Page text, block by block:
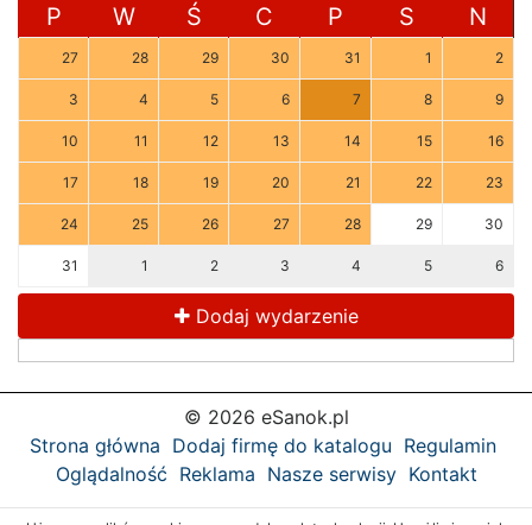
P W Ś C P S N
27 28 29 30 31 1 2
3 4 5 6 7 8 9
10 11 12 13 14 15 16
17 18 19 20 21 22 23
24 25 26 27 28 29 30
31 1 2 3 4 5 6
Dodaj wydarzenie
© 2026 eSanok.pl
Strona główna Dodaj firmę do katalogu Regulamin
Oglądalność Reklama Nasze serwisy Kontakt